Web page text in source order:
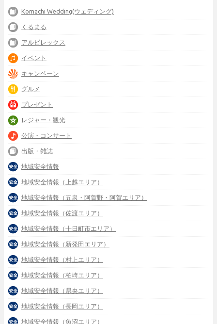
Komachi Wedding(ウェディング)
くるまる
アルビレックス
イベント
キャンペーン
グルメ
プレゼント
レジャー・観光
公演・コンサート
出版・雑誌
地域安全情報
地域安全情報（上越エリア）
地域安全情報（五泉・阿賀野・阿賀エリア）
地域安全情報（佐渡エリア）
地域安全情報（十日町市エリア）
地域安全情報（新発田エリア）
地域安全情報（村上エリア）
地域安全情報（柏崎エリア）
地域安全情報（県央エリア）
地域安全情報（長岡エリア）
地域安全情報（魚沼エリア）